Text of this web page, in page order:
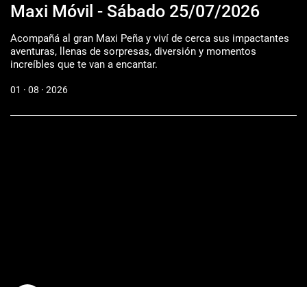
Maxi Móvil - Sábado 25/07/2026
Acompañá al gran Maxi Peña y viví de cerca sus impactantes
aventuras, llenas de sorpresas, diversión y momentos
increíbles que te van a encantar.
01 · 08 · 2026